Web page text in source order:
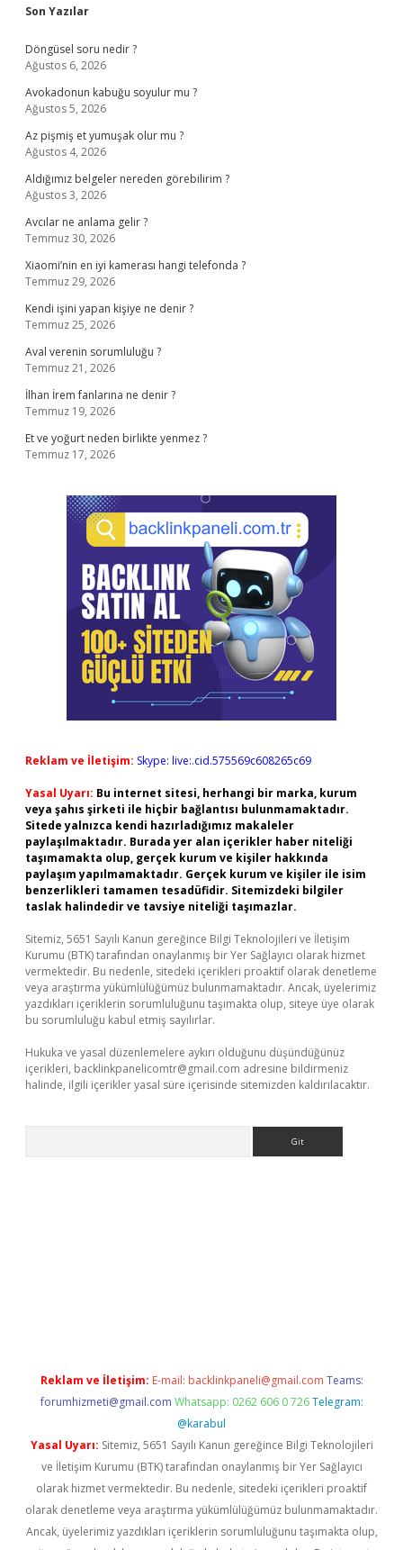
Sidebar
Son Yazılar
Döngüsel soru nedir ?
Ağustos 6, 2026
Avokadonun kabuğu soyulur mu ?
Ağustos 5, 2026
Az pişmiş et yumuşak olur mu ?
Ağustos 4, 2026
Aldığımız belgeler nereden görebilirim ?
Ağustos 3, 2026
Avcılar ne anlama gelir ?
Temmuz 30, 2026
Xiaomi’nin en iyi kamerası hangi telefonda ?
Temmuz 29, 2026
Kendi işini yapan kişiye ne denir ?
Temmuz 25, 2026
Aval verenin sorumluluğu ?
Temmuz 21, 2026
İlhan İrem fanlarına ne denir ?
Temmuz 19, 2026
Et ve yoğurt neden birlikte yenmez ?
Temmuz 17, 2026
Reklam ve İletişim: Skype: live:.cid.575569c608265c69
Yasal Uyarı: Bu internet sitesi, herhangi bir marka, kurum
veya şahıs şirketi ile hiçbir bağlantısı bulunmamaktadır.
Sitede yalnızca kendi hazırladığımız makaleler
paylaşılmaktadır. Burada yer alan içerikler haber niteliği
taşımamakta olup, gerçek kurum ve kişiler hakkında
paylaşım yapılmamaktadır. Gerçek kurum ve kişiler ile isim
benzerlikleri tamamen tesadüfidir. Sitemizdeki bilgiler
taslak halindedir ve tavsiye niteliği taşımazlar.
Sitemiz, 5651 Sayılı Kanun gereğince Bilgi Teknolojileri ve İletişim
Kurumu (BTK) tarafından onaylanmış bir Yer Sağlayıcı olarak hizmet
vermektedir. Bu nedenle, sitedeki içerikleri proaktif olarak denetleme
veya araştırma yükümlülüğümüz bulunmamaktadır. Ancak, üyelerimiz
yazdıkları içeriklerin sorumluluğunu taşımakta olup, siteye üye olarak
bu sorumluluğu kabul etmiş sayılırlar.
Hukuka ve yasal düzenlemelere aykırı olduğunu düşündüğünüz
içerikleri, backlinkpanelicomtr@gmail.com adresine bildirmeniz
halinde, ilgili içerikler yasal süre içerisinde sitemizden kaldırılacaktır.
Reklam ve İletişim: E-mail: backlinkpaneli@gmail.com Teams:
forumhizmeti@gmail.com Whatsapp: 0262 606 0 726 Telegram:
@karabul
Yasal Uyarı: Sitemiz, 5651 Sayılı Kanun gereğince Bilgi Teknolojileri
ve İletişim Kurumu (BTK) tarafından onaylanmış bir Yer Sağlayıcı
olarak hizmet vermektedir. Bu nedenle, sitedeki içerikleri proaktif
olarak denetleme veya araştırma yükümlülüğümüz bulunmamaktadır.
Ancak, üyelerimiz yazdıkları içeriklerin sorumluluğunu taşımakta olup,